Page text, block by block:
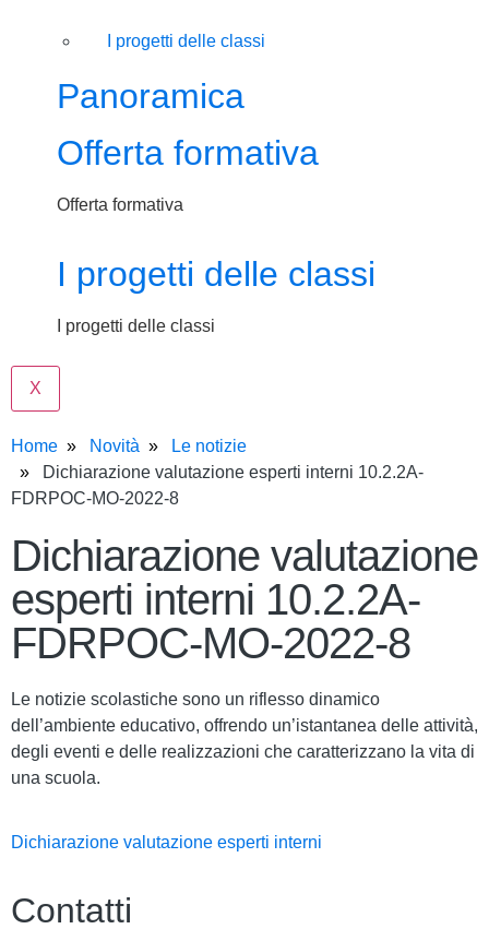
I progetti delle classi
Panoramica
Offerta formativa
Offerta formativa
I progetti delle classi
I progetti delle classi
X
Home Novità
Le notizie
Dichiarazione valutazione esperti interni 10.2.2A-
FDRPOC-MO-2022-8
Dichiarazione valutazione
esperti interni 10.2.2A-
FDRPOC-MO-2022-8
Le notizie scolastiche sono un riflesso dinamico
dell’ambiente educativo, offrendo un’istantanea delle attività,
degli eventi e delle realizzazioni che caratterizzano la vita di
una scuola.
Dichiarazione valutazione esperti interni
Contatti